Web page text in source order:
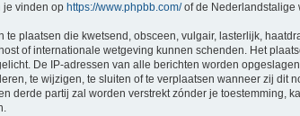
je vinden op https://www.phpbb.com/of de Nederlandstalige
te plaatsen die kwetsend, obsceen, vulgair, lasterlijk,
of internationale wetgeving kunnen schenden. Het
De IP-adressen van alle berichten worden
te wijzigen, te sluiten of te verplaatsen wanneer zij dit
derde partij zal worden verstrekt zónder je toestemming,